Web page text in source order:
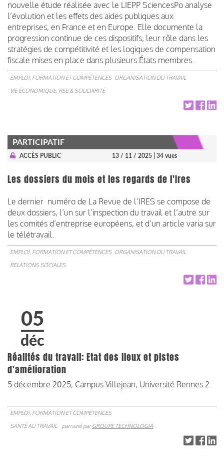
nouvelle étude réalisée avec le LIEPP SciencesPo analyse
l’évolution et les effets des aides publiques aux
entreprises, en France et en Europe. Elle documente la
progression continue de ces dispositifs, leur rôle dans les
stratégies de compétitivité et les logiques de compensation
fiscale mises en place dans plusieurs États membres.
EMPLOI, FORMATION ET COMPÉTENCES ORGANISATION DU TRAVAIL
VIE ÉCONOMIQUE, RSE & SOLIDARITÉ
PARTICIPATIF
ACCÈS PUBLIC 13 / 11 / 2025 | 34 vues
Les dossiers du mois et les regards de l'Ires
Le dernier numéro de La Revue de l’IRES se compose de
deux dossiers, l’un sur l’inspection du travail et l’autre sur
les comités d’entreprise européens, et d’un article varia sur
le télétravail.
EMPLOI, FORMATION ET COMPÉTENCES ORGANISATION DU TRAVAIL
RELATIONS SOCIALES
05
déc
Réalités du travail: Etat des lieux et pistes
d'amélioration
5 décembre 2025, Campus Villejean, Université Rennes 2
EMPLOI, FORMATION ET COMPÉTENCES
SANTÉ AU TRAVAIL
parrainé parGROUPE TECHNOLOGIA